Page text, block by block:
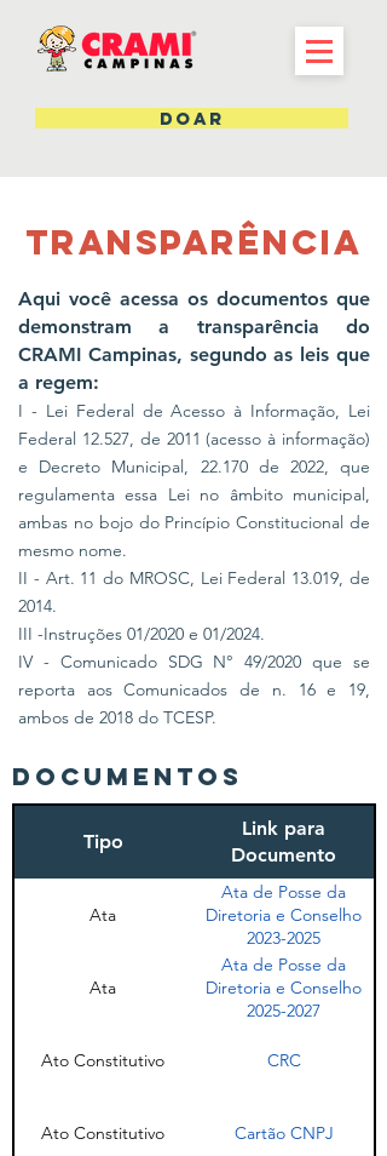
DOAR
transparência
Aqui você acessa os documentos que
demonstram a transparência do
CRAMI Campinas, segundo as leis que
a regem:
I - Lei Federal de Acesso à Informação, Lei
Federal 12.527, de 2011 (acesso à informação)
e Decreto Municipal, 22.170 de 2022, que
regulamenta essa Lei no âmbito municipal,
ambas no bojo do Princípio Constitucional de
mesmo nome.
II - Art. 11 do MROSC, Lei Federal 13.019, de
2014.
III -Instruções 01/2020 e 01/2024.
IV - Comunicado SDG N° 49/2020 que se
reporta aos Comunicados de n. 16 e 19,
ambos de 2018 do TCESP​.
DOCUMENTOS
Tipo
Link para
Documento
Ata
Ata de Posse da
Diretoria e Conselho
2023-2025
Ata
Ata de Posse da
Diretoria e Conselho
2025-2027
Ato Constitutivo CRC
Ato Constitutivo Cartão CNPJ